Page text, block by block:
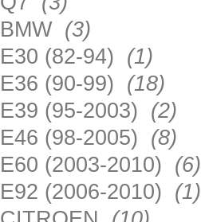
BMW (3)
E30 (82-94) (1)
E36 (90-99) (18)
E39 (95-2003) (2)
E46 (98-2005) (8)
E60 (2003-2010) (6)
E92 (2006-2010) (1)